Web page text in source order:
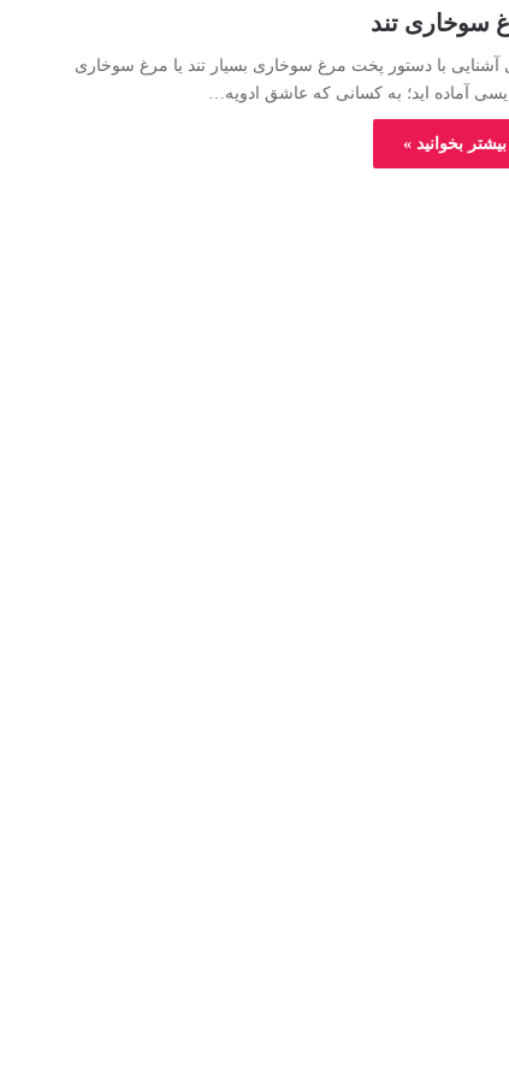
سوخاری تند
آشنایی با دستور پخت مرغ سوخاری بسیار تند یا مرغ سوخاری
آماده اید؛ به کسانی که عاشق ادویه…
بیشتر بخوانید »